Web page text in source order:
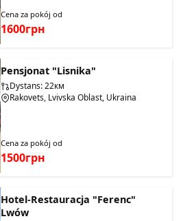
Cena za pokój od
1600грн
Pensjonat "Lisnika"
Dystans: 22км
Rakovets, Lvivska Oblast, Ukraina
Cena za pokój od
1500грн
Hotel-Restauracja "Ferenc"
Lwów